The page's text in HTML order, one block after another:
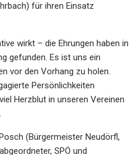
für ihren Einsatz
wirkt – die Ehrungen haben in
gefunden. Es ist uns ein
vor den Vorhang zu holen.
Persönlichkeiten
Herzblut in unseren Vereinen
(Bürgermeister Neudörfl,
SPÖ und